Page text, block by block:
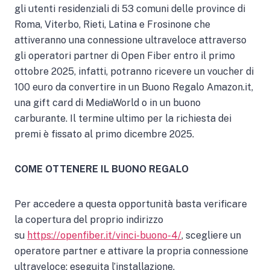
gli utenti residenziali di 53 comuni delle province di
Roma, Viterbo, Rieti, Latina e Frosinone che
attiveranno una connessione ultraveloce attraverso
gli operatori partner di Open Fiber entro il primo
ottobre 2025, infatti, potranno ricevere un voucher di
100 euro da convertire in un Buono Regalo Amazon.it,
una gift card di MediaWorld o in un buono
carburante. Il termine ultimo per la richiesta dei
premi è fissato al primo dicembre 2025.
COME OTTENERE IL BUONO REGALO
Per accedere a questa opportunità basta verificare
la copertura del proprio indirizzo
su https://openfiber.it/vinci-buono-4/, scegliere un
operatore partner e attivare la propria connessione
ultraveloce: eseguita l’installazione,